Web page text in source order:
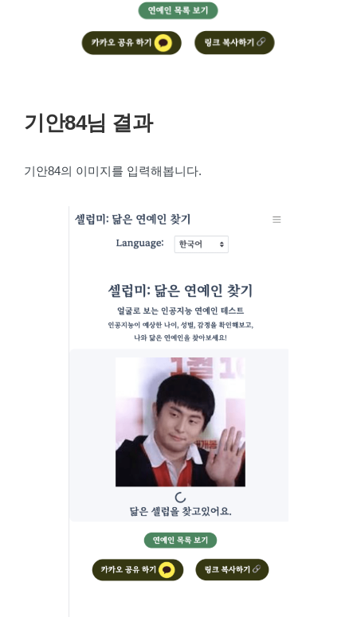
기안84님 결과
기안84의 이미지를 입력해봅니다.